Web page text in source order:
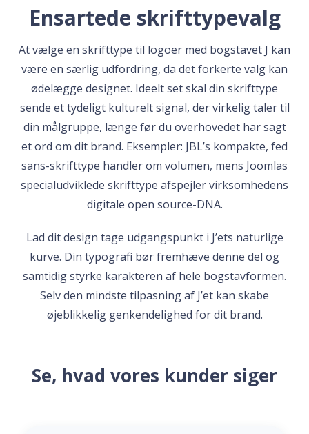
Ensartede skrifttypevalg
At vælge en skrifttype til logoer med bogstavet J kan
være en særlig udfordring, da det forkerte valg kan
ødelægge designet. Ideelt set skal din skrifttype
sende et tydeligt kulturelt signal, der virkelig taler til
din målgruppe, længe før du overhovedet har sagt
et ord om dit brand. Eksempler: JBL’s kompakte, fed
sans-skrifttype handler om volumen, mens Joomlas
specialudviklede skrifttype afspejler virksomhedens
digitale open source-DNA.
Lad dit design tage udgangspunkt i J’ets naturlige
kurve. Din typografi bør fremhæve denne del og
samtidig styrke karakteren af hele bogstavformen.
Selv den mindste tilpasning af J’et kan skabe
øjeblikkelig genkendelighed for dit brand.
Se, hvad vores kunder siger